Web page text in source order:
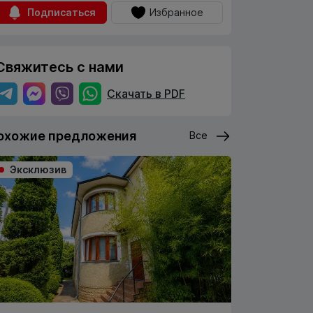
Подписаться Избранное
с нами
Скачать в PDF
предложения Все
Эксклюзив